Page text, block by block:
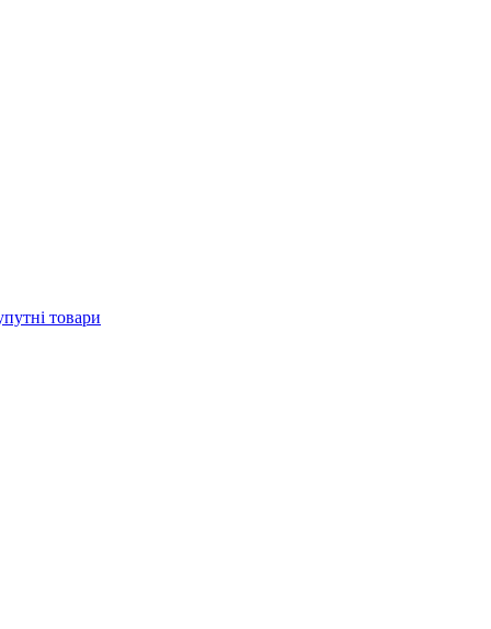
товари